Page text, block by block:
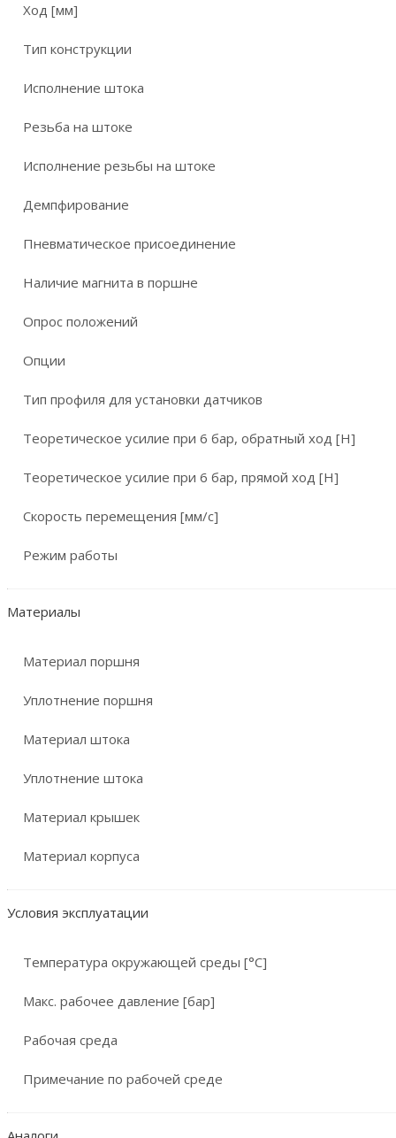
Ход [мм]
Тип конструкции
Исполнение штока
Резьба на штоке
Исполнение резьбы на штоке
Демпфирование
Пневматическое присоединение
Наличие магнита в поршне
Опрос положений
Опции
Тип профиля для установки датчиков
Теоретическое усилие при 6 бар, обратный ход [Н]
Теоретическое усилие при 6 бар, прямой ход [Н]
Скорость перемещения [мм/с]
Режим работы
Материалы
Материал поршня
Уплотнение поршня
Материал штока
Уплотнение штока
Материал крышек
Материал корпуса
Условия эксплуатации
Температура окружающей среды [°C]
Макс. рабочее давление [бар]
Рабочая среда
Примечание по рабочей среде